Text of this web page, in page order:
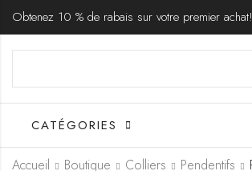
Obtenez 10 % de rabais sur votre premier achat!
CATÉGORIES
Accueil Boutique Colliers Pendentifs